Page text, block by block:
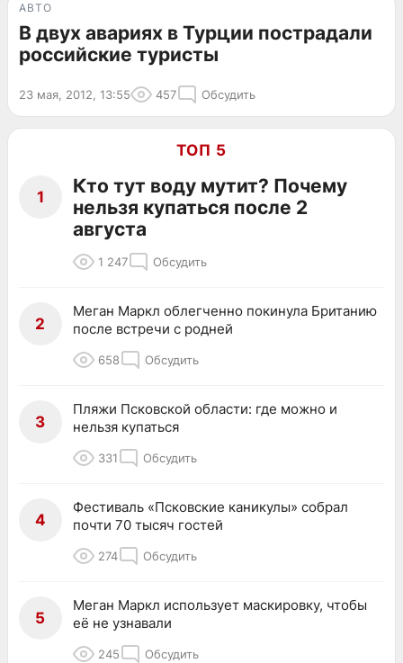
АВТО
В двух авариях в Турции пострадали
российские туристы
23 мая, 2012, 13:55 457 Обсудить
ТОП 5
1
Кто тут воду мутит? Почему
нельзя купаться после 2
августа
1 247 Обсудить
2
Меган Маркл облегченно покинула Британию
после встречи с родней
658 Обсудить
3
Пляжи Псковской области: где можно и
нельзя купаться
331 Обсудить
4
Фестиваль «Псковские каникулы» собрал
почти 70 тысяч гостей
274 Обсудить
5
Меган Маркл использует маскировку, чтобы
её не узнавали
245 Обсудить